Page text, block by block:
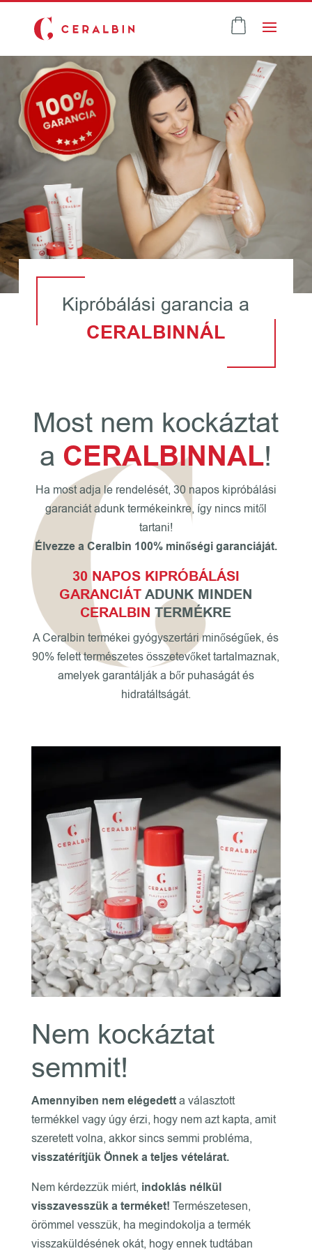
Kipróbálási garancia a
CERALBINNÁL
Most nem kockáztat
a CERALBINNAL!
Ha most adja le rendelését, 30 napos kipróbálási
garanciát adunk termékeinkre, így nincs mitől
tartani!
Élvezze a Ceralbin 100% minőségi garanciáját.
30 NAPOS KIPRÓBÁLÁSI
GARANCIÁTADUNK MINDEN
CERALBIN TERMÉKRE
A Ceralbin termékei gyógyszertári minőségűek, és
90% felett természetes összetevőket tartalmaznak,
amelyek garantálják a bőr puhaságát és
hidratáltságát.
Nem kockáztat
semmit!
Amennyiben nem elégedetta választott
termékkel vagy úgy érzi, hogy nem azt kapta, amit
szeretett volna, akkor sincs semmi probléma,
visszatérítjük Önnek a teljes vételárat.
Nem kérdezzük miért, indoklás nélkül
visszavesszük a terméket! Természetesen,
örömmel vesszük, ha megindokolja a termék
visszaküldésének okát, hogy ennek tudtában